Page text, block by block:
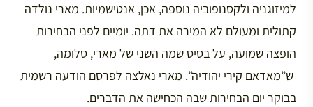
למיזוגניה ולקסנופוביה נוספה, אכן, אנטישמיות. מארי נולדה
קתולית ומעולם לא המירה את דתה. יומיים לפני הבחירות
הופצה שמועה, על בסיס שמה השני של מארי, סלומה,
ש”מאדאם קירי יהודיה”. מארי נאלצה לפרסם הודעה רשמית
בבוקר יום הבחירות שבה הכחישה את הדברים.